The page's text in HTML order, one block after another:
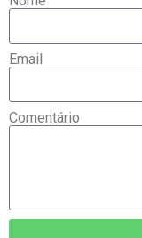
Email
Comentário